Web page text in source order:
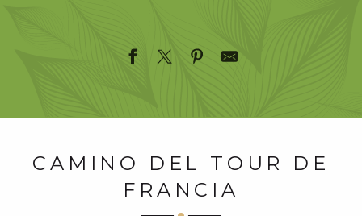
CAMINO DEL TOUR DE
FRANCIA